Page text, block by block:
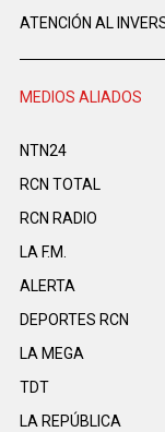
ATENCIÓN AL
MEDIOS ALIADOS
NTN24
RCN TOTAL
RCN RADIO
LA F.M.
ALERTA
DEPORTES RCN
LA MEGA
TDT
LA REPÚBLICA